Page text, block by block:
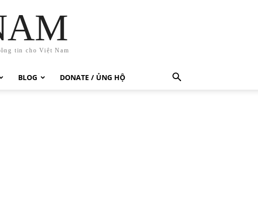
tin cho Việt Nam
BLOG DONATE / ỦNG HỘ